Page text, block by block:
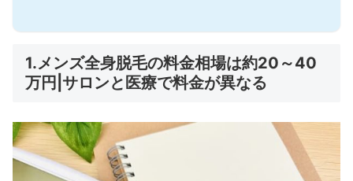
1.メンズ全身脱毛の料金相場は約20～40
万円|サロンと医療で料金が異なる